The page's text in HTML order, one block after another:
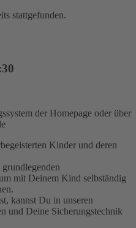
stattgefunden.
der Homepage oder über
Kinder und deren
mit Deinem Kind selbständig
kannst Du in unseren
und Deine Sicherungstechnik